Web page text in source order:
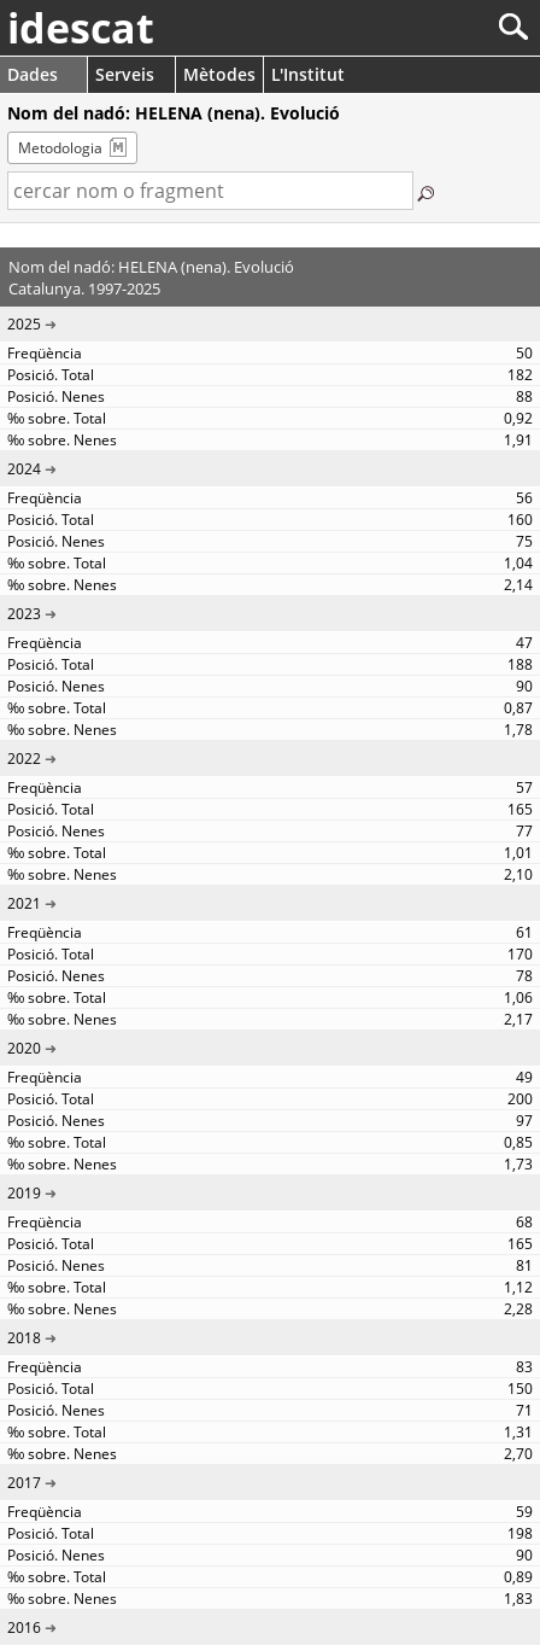
idescat
Dades Serveis Mètodes
L'Institut
Nom del nadó: HELENA (nena). Evolució
Metodologia
Nom del nadó: HELENA (nena). Evolució
Catalunya. 1997-2025
2025
50
182
88
0,92
1,91
2024
56
160
75
1,04
2,14
2023
47
188
90
0,87
1,78
2022
57
165
77
1,01
2,10
2021
61
170
78
1,06
2,17
2020
49
200
97
0,85
1,73
2019
68
165
81
1,12
2,28
2018
83
150
71
1,31
2,70
2017
59
198
90
0,89
1,83
2016